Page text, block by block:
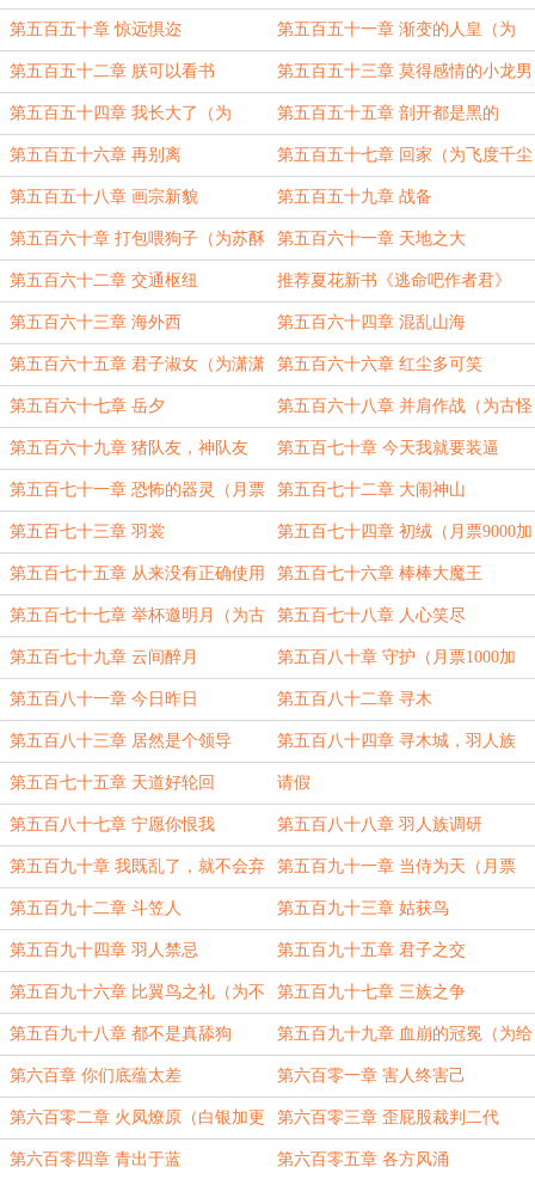
第五百五十章 惊远惧迩 第五百五十一章 渐变的人皇（为
BIUX盟主加更）
第五百五十二章 朕可以看书 第五百五十三章 莫得感情的小龙男
第五百五十四章 我长大了（为
CZLB盟主加更）
第五百五十五章 剖开都是黑的
第五百五十六章 再别离 第五百五十七章 回家（为飞度千尘
盟主加更）
第五百五十八章 画宗新貌 第五百五十九章 战备
第五百六十章 打包喂狗子（为苏酥
蜀黍盟主加更）
第五百六十一章 天地之大
第五百六十二章 交通枢纽 推荐夏花新书《逃命吧作者君》
第五百六十三章 海外西 第五百六十四章 混乱山海
第五百六十五章 君子淑女（为潇潇
盟主加更）
第五百六十六章 红尘多可笑
第五百六十七章 岳夕 第五百六十八章 并肩作战（为古怪
的火车盟主加更）
第五百六十九章 猪队友，神队友 第五百七十章 今天我就要装逼
第五百七十一章 恐怖的器灵（月票
8000加更）
第五百七十二章 大闹神山
第五百七十三章 羽裳 第五百七十四章 初绒（月票9000加
更）
第五百七十五章 从来没有正确使用
的佛珠
第五百七十六章 棒棒大魔王
第五百七十七章 举杯邀明月（为古
怪的火车盟主加更）
第五百七十八章 人心笑尽
第五百七十九章 云间醉月 第五百八十章 守护（月票1000加
更）
第五百八十一章 今日昨日 第五百八十二章 寻木
第五百八十三章 居然是个领导 第五百八十四章 寻木城，羽人族
第五百七十五章 天道好轮回 请假
第五百八十七章 宁愿你恨我 第五百八十八章 羽人族调研
第五百九十章 我既乱了，就不会弃 第五百九十一章 当侍为天（月票
2000加更）
第五百九十二章 斗笠人 第五百九十三章 姑获鸟
第五百九十四章 羽人禁忌 第五百九十五章 君子之交
第五百九十六章 比翼鸟之礼（为不
玩辅助盟主加更）
第五百九十七章 三族之争
第五百九十八章 都不是真舔狗 第五百九十九章 血崩的冠冕（为给
我买腰带盟主加更）
第六百章 你们底蕴太差 第六百零一章 害人终害己
第六百零二章 火凤燎原（白银加更
1/10）
第六百零三章 歪屁股裁判二代
第六百零四章 青出于蓝 第六百零五章 各方风涌